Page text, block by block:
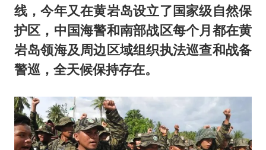
线，今年又在黄岩岛设立了国家级自然保
护区，中国海警和南部战区每个月都在黄
岩岛领海及周边区域组织执法巡查和战备
警巡，全天候保持存在。